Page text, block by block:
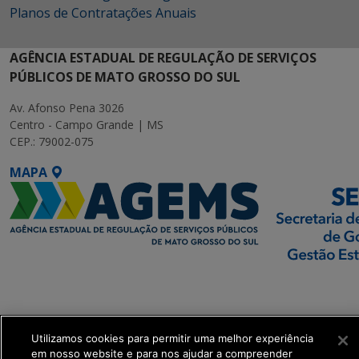
Planos de Contratações Anuais
AGÊNCIA ESTADUAL DE REGULAÇÃO DE SERVIÇOS
PÚBLICOS DE MATO GROSSO DO SUL
Av. Afonso Pena 3026
Centro - Campo Grande | MS
CEP.: 79002-075
MAPA
Transformação Digital
Utilizamos cookies para permitir uma melhor experiência
em nosso website e para nos ajudar a compreender